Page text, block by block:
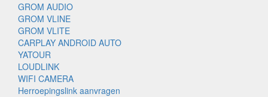
GROM AUDIO
GROM VLINE
GROM VLITE
CARPLAY ANDROID AUTO
YATOUR
LOUDLINK
WIFI CAMERA
Herroepingslink aanvragen